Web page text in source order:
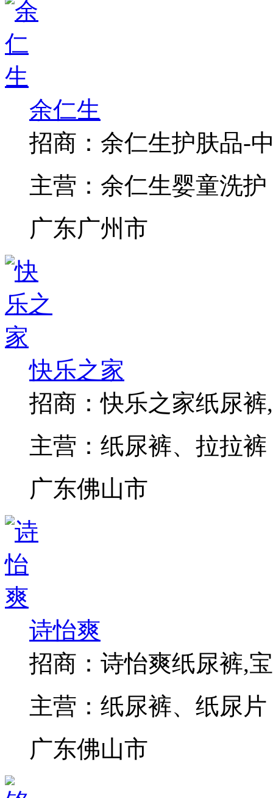
余仁生
招商： 余仁生护肤品-
主营： 余仁生婴童洗护
广东广州市
快乐之家
招商：快乐之家纸尿
主营： 纸尿裤、拉拉裤
广东佛山市
诗怡爽
招商： 诗怡爽纸尿裤,
主营： 纸尿裤、纸尿片
广东佛山市